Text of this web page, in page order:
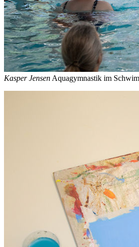
Kasper Jensen Aquagymnastik im